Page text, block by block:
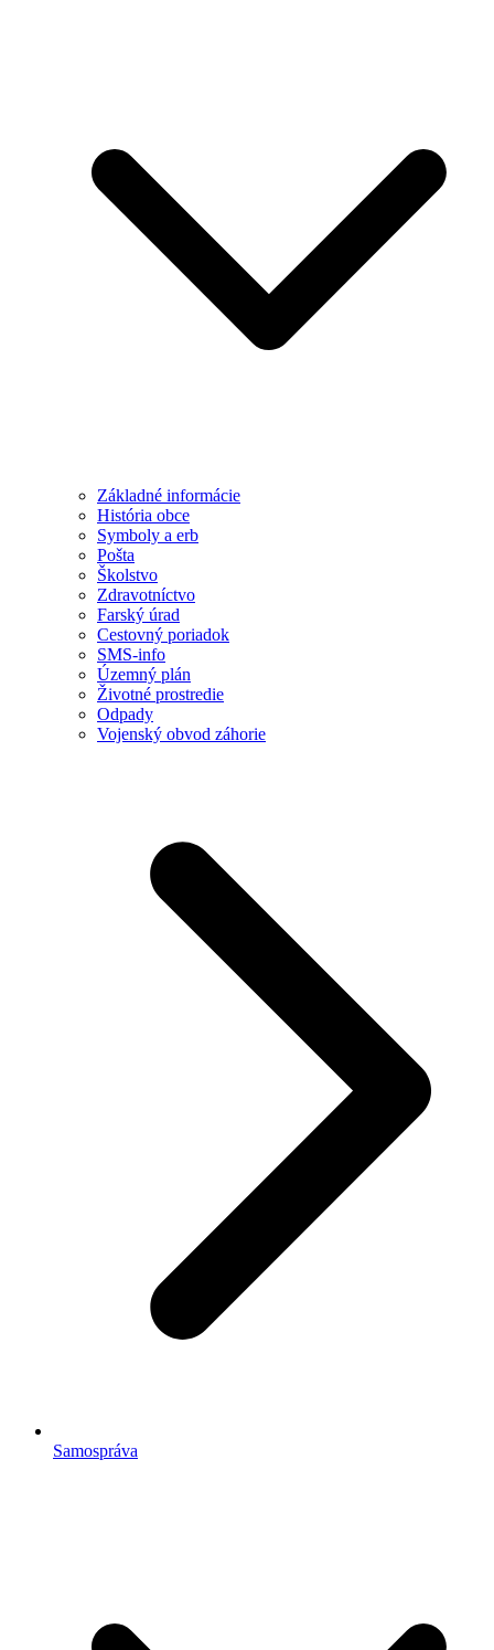
Základné informácie
História obce
Symboly a erb
Pošta
Školstvo
Zdravotníctvo
Farský úrad
Cestovný poriadok
SMS-info
Územný plán
Životné prostredie
Odpady
Vojenský obvod záhorie
Samospráva